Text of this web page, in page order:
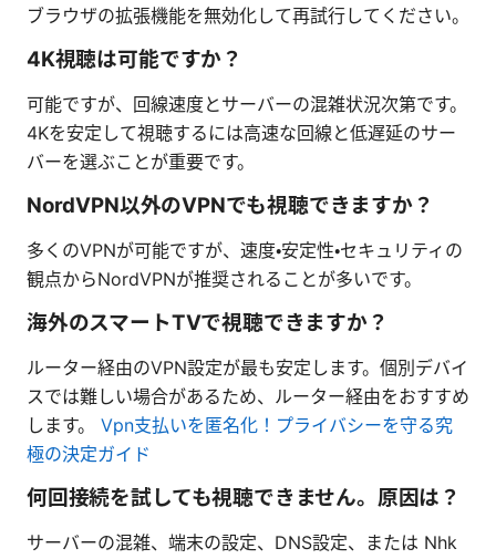
ブラウザの拡張機能を無効化して再試行してください。
4K視聴は可能ですか？
可能ですが、回線速度とサーバーの混雑状況次第です。
4Kを安定して視聴するには高速な回線と低遅延のサー
バーを選ぶことが重要です。
NordVPN以外のVPNでも視聴できますか？
多くのVPNが可能ですが、速度・安定性・セキュリティの
観点からNordVPNが推奨されることが多いです。
海外のスマートTVで視聴できますか？
ルーター経由のVPN設定が最も安定します。個別デバイ
スでは難しい場合があるため、ルーター経由をおすすめ
します。 Vpn支払いを匿名化！プライバシーを守る究
極の決定ガイド
何回接続を試しても視聴できません。原因は？
サーバーの混雑、端末の設定、DNS設定、または Nhk